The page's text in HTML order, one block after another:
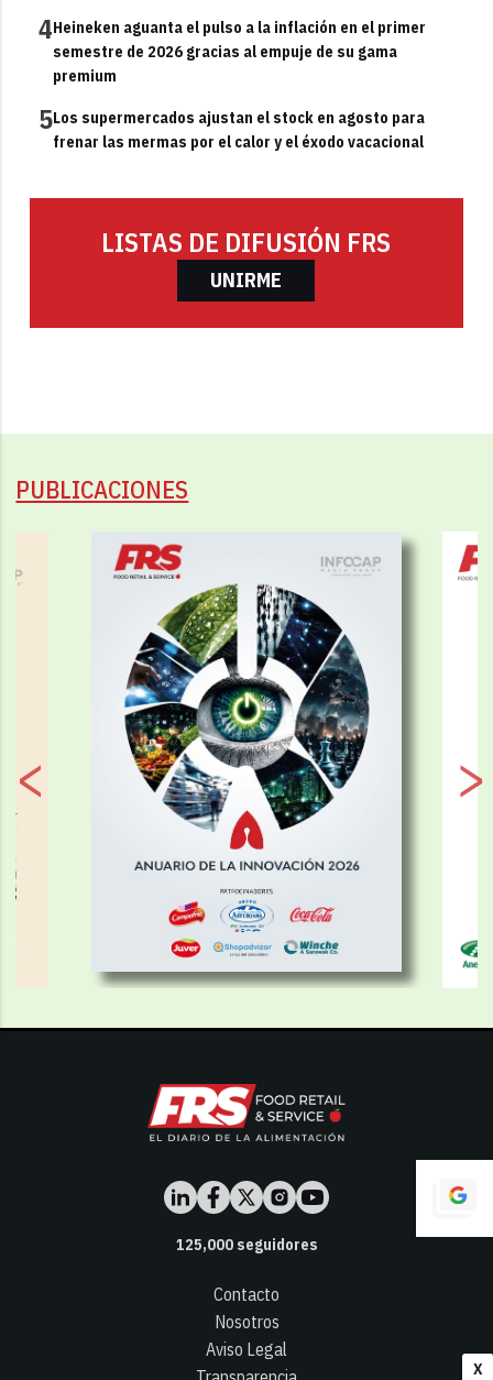
X
4Heineken aguanta el pulso a la inflación en el primer
semestre de 2026 gracias al empuje de su gama
premium
5Los supermercados ajustan el stock en agosto para
frenar las mermas por el calor y el éxodo vacacional
LISTAS DE DIFUSIÓN FRS
UNIRME
PUBLICACIONES
125,000seguidores
Contacto
Nosotros
Aviso Legal